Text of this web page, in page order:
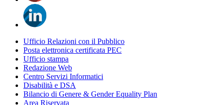
Ufficio Relazioni con il Pubblico
Posta elettronica certificata PEC
Ufficio stampa
Redazione Web
Centro Servizi Informatici
Disabilità e DSA
Bilancio di Genere & Gender Equality Plan
Area Riservata